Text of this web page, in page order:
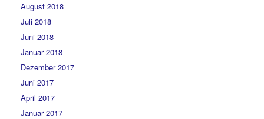
August 2018
Juli 2018
Juni 2018
Januar 2018
Dezember 2017
Juni 2017
April 2017
Januar 2017